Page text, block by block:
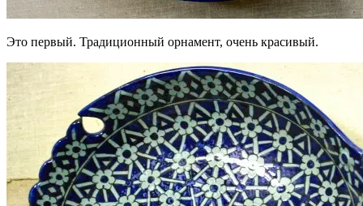
Это первый. Традиционный орнамент, очень красивый.